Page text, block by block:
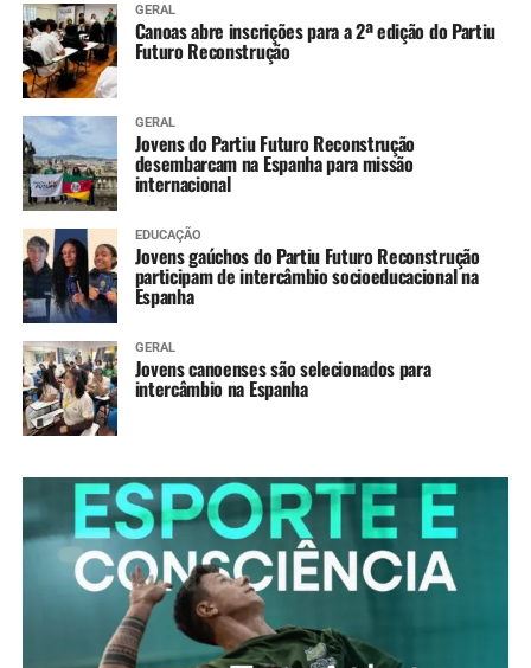
GERAL
Canoas abre inscrições para a 2ª edição do Partiu
Futuro Reconstrução
GERAL
Jovens do Partiu Futuro Reconstrução
desembarcam na Espanha para missão
internacional
EDUCAÇÃO
Jovens gaúchos do Partiu Futuro Reconstrução
participam de intercâmbio socioeducacional na
Espanha
GERAL
Jovens canoenses são selecionados para
intercâmbio na Espanha